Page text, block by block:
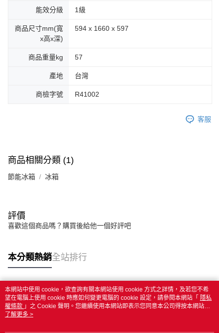
能效分級 1級
商品尺寸mm(寬
x高x深)
594 x 1660 x 597
商品重量kg 57
產地 台灣
商檢字號 R41002
客服
商品相關分類 (1)
節能冰箱 冰箱
評價
喜歡這個商品嗎？購買後給他一個好評吧
本分類熱銷全站排行
熱門標籤
本網站中使用 cookie，欲查詢有關本網站使用 cookie 方式之詳情，及若您不希
望在電腦上使用 cookie 時應如何變更電腦的 cookie 設定，請參閱本網站「 隱私
權條款 」之 Cookie 聲明。您繼續使用本網站即表示您同意本公司得按本網站使
用條款之 Cookie 聲明使用 cookie。
了解更多 >